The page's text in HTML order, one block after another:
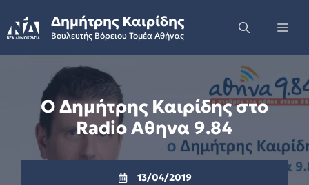
to
content
Δημήτρης Καιρίδης
Βουλευτής Βόρειου Τομέα Αθήνας
Ο Δημήτρης Καιρίδης στο
Radio Αθηνα 9.84
13/04/2019